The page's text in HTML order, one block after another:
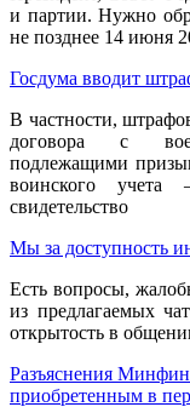
и партии. Нужно
не позднее 14 июня
Госдума вводит
В частности,
договора с
подлежащими
воинского
свидетельство
Мы за доступность
Есть вопросы,
из предлагаемых
открытость в
Разъяснения
приобретенным в